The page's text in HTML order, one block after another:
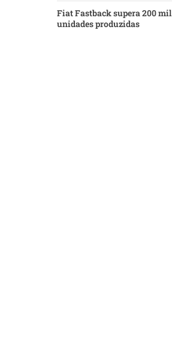
Fiat Fastback supera 200 mil
unidades produzidas